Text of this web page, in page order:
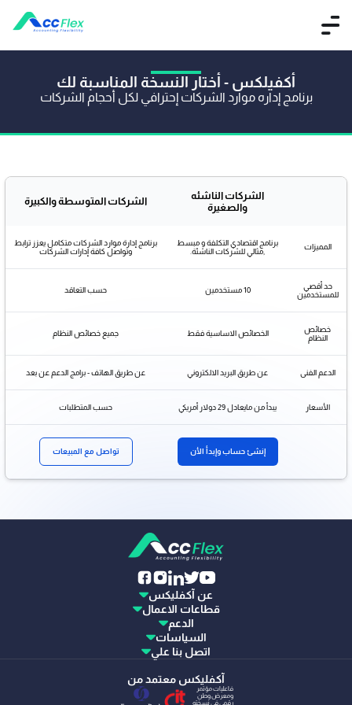
أكفيلكس - أختار النسخة المناسبة لك
برنامج إداره موارد الشركات إحترافي لكل أحجام الشركات
الشركات الناشئه
والصغيرة
الشركات المتوسطة والكبيرة
المميزات
برنامج اقتصادي التكلفة و مبسط
,مثالي للشركات الناشئة.
برنامج إدارة موارد الشركات متكامل يعزز ترابط
وتواصل كافة إدارات الشركات
حد أقصي
للمستخدمين
10 مستخدمين حسب التعاقد
خصائص
النظام
الخصائص الاساسية فقط جميع خصائص النظام
الدعم الفنى عن طريق البريد الالكتروني عن طريق الهاتف - برامج الدعم عن بعد
الأسعار يبدأ من مايعادل 29 دولار أمريكي حسب المتطلبات
إنشئ حساب وإبدأ الأن تواصل مع المبيعات
عن آكفليكس
قطاعات الاعمال
الدعم
السياسات
اتصل بنا علي
آكفليكس معتمد من
فاعليات مؤتمر
ومعرض وطن
رقمي في نسخته